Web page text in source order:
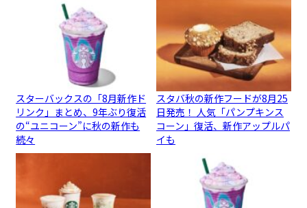
スターバックスの「8月新作ド
リンク」まとめ、9年ぶり復活
の“ユニコーン”に秋の新作も
続々
スタバ秋の新作フードが8月25
日発売！ 人気「パンプキンス
コーン」復活、新作アップルパ
イも